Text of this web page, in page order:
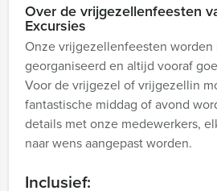
Over de vrijgezellenfeesten
Excursies
Onze vrijgezellenfeesten worden
georganiseerd en altijd vooraf
Voor de vrijgezel of vrijgezellin
fantastische middag of avond
details met onze medewerkers,
naar wens aangepast worden.
Inclusief: